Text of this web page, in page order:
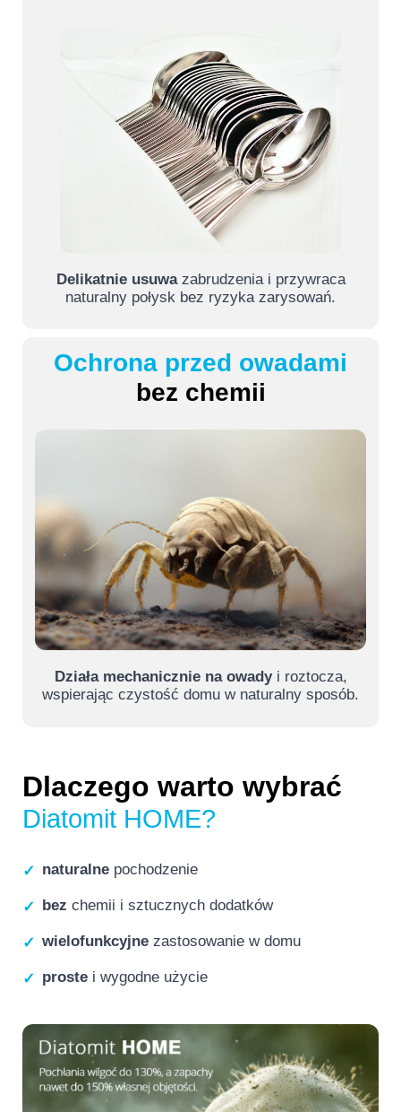
Delikatnie usuwazabrudzenia i przywraca
naturalny połysk bez ryzyka zarysowań.
Ochrona przed owadami
bez chemii
Działa mechanicznie na owadyi roztocza,
wspierając czystość domu w naturalny sposób.
Dlaczego warto wybrać
Diatomit HOME?
✓ naturalne pochodzenie
✓ bez chemii i sztucznych dodatków
✓ wielofunkcyjne zastosowanie w domu
✓ proste i wygodne użycie